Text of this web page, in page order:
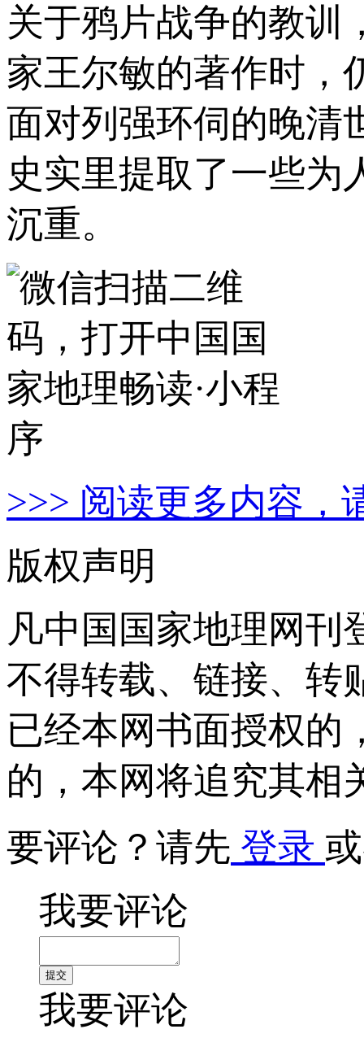
关于鸦片战争的教训
家王尔敏的著作时
面对列强环伺的晚清
史实里提取了一些为
沉重。
>>> 阅读更多内容，
版权声明
凡中国国家地理网刊
不得转载、链接、转
已经本网书面授权的
的，本网将追究其相
要评论？请先 登录
我要评论
我要评论